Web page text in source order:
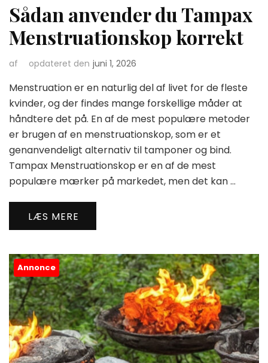
Sådan anvender du Tampax
Menstruationskop korrekt
af opdateret den juni 1, 2026
Menstruation er en naturlig del af livet for de fleste
kvinder, og der findes mange forskellige måder at
håndtere det på. En af de mest populære metoder
er brugen af en menstruationskop, som er et
genanvendeligt alternativ til tamponer og bind.
Tampax Menstruationskop er en af de mest
populære mærker på markedet, men det kan …
LÆS MERE
Annonce